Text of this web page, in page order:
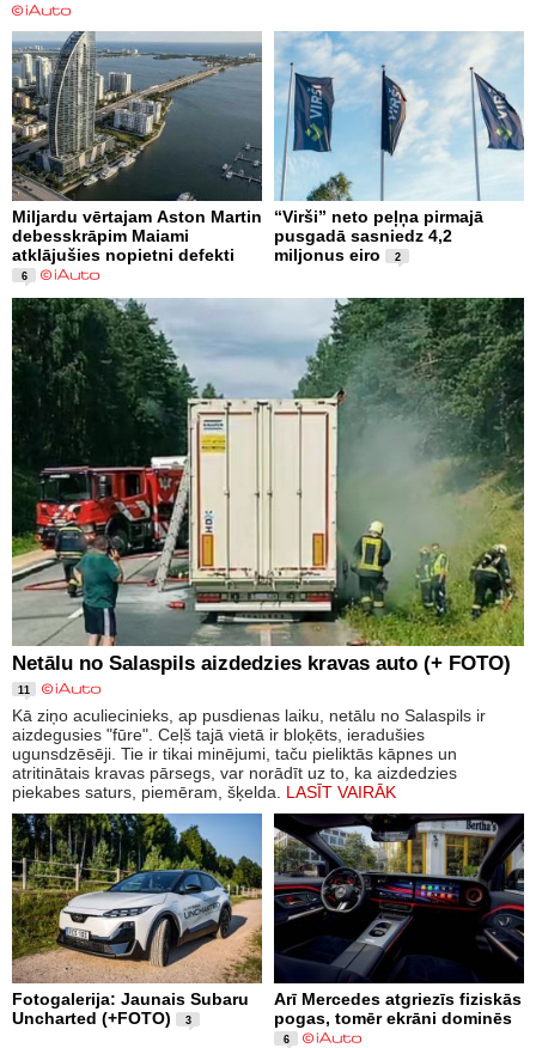
Miljardu vērtajam Aston Martin
debesskrāpim Maiami
atklājušies nopietni defekti
6
“Virši” neto peļņa pirmajā
pusgadā sasniedz 4,2
miljonus eiro
2
Netālu no Salaspils aizdedzies kravas auto (+ FOTO)
11
Kā ziņo aculiecinieks, ap pusdienas laiku, netālu no Salaspils ir
aizdegusies "fūre". Ceļš tajā vietā ir bloķēts, ieradušies
ugunsdzēsēji. Tie ir tikai minējumi, taču pieliktās kāpnes un
atritinātais kravas pārsegs, var norādīt uz to, ka aizdedzies
piekabes saturs, piemēram, šķelda. LASĪT VAIRĀK
Fotogalerija: Jaunais Subaru
Uncharted (+FOTO)
3
Arī Mercedes atgriezīs fiziskās
pogas, tomēr ekrāni dominēs
6